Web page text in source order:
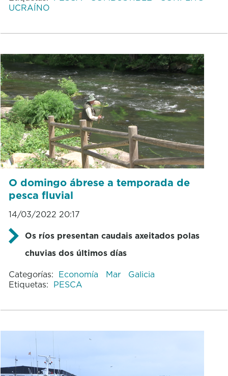
UCRAÍNO
O domingo ábrese a temporada de
pesca fluvial
14/03/2022 20:17
Os ríos presentan caudais axeitados polas
chuvias dos últimos días
Categorías: Economía Mar
Galicia
Etiquetas: PESCA